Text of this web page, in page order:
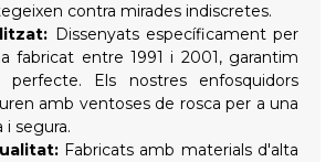
contra mirades indiscretes.
Dissenyats específicament per
fabricat entre 1991 i 2001, garantim
Els nostres enfosquidors
amb ventoses de rosca per a una
i segura.
Fabricats amb materials d'alta